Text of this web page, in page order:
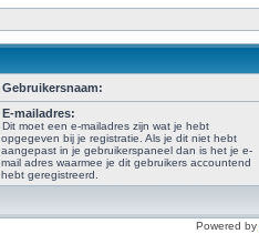
Gebruikersnaam:
E-mailadres:
Dit moet een e-mailadres zijn wat je hebt
opgegeven bij je registratie. Als je dit niet hebt
aangepast in je gebruikerspaneel dan is het je e-
mail adres waarmee je dit gebruikers accountend
hebt geregistreerd.
Powered by